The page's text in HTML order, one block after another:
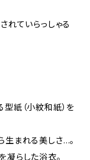
れていらっしゃる
紙（小紋和紙）を
まれる美しさ…。
らした浴衣。